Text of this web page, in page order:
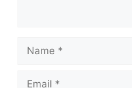
Name
Email